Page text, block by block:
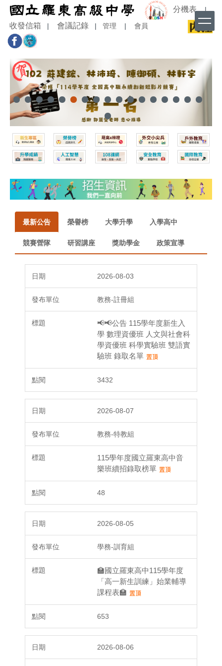
跳
到
主
要
內
分機表 |
收發信箱 會議記錄 管理 會員
最新公告 榮譽榜 大學升學 入學高中
競賽營隊 研習講座 獎助學金 政策宣導
2026-08-03
教務-註冊組
📢📢公告 115學年度新生入
學 數理資優班 人文與社會科
學資優班 科學實驗班 雙語實
驗班 錄取名單
3432
2026-08-07
教務-特教組
115學年度國立羅東高中音
樂班續招錄取榜單
48
2026-08-05
學務-訓育組
🏫國立羅東高中115學年度
「高一新生訓練」始業輔導
課程表🏫
653
2026-08-06